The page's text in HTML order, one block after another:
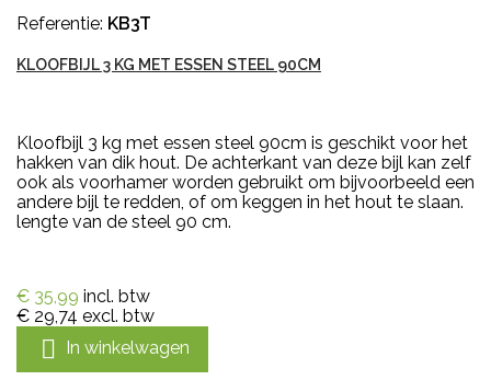
Referentie: KB3T
KLOOFBIJL 3 KG MET ESSEN STEEL 90CM
Kloofbijl 3 kg met essen steel 90cm is geschikt voor het
hakken van dik hout. De achterkant van deze bijl kan zelf
ook als voorhamer worden gebruikt om bijvoorbeeld een
andere bijl te redden, of om keggen in het hout te slaan.
lengte van de steel 90 cm.
€ 35,99 incl. btw
€ 29,74 excl. btw
 In winkelwagen